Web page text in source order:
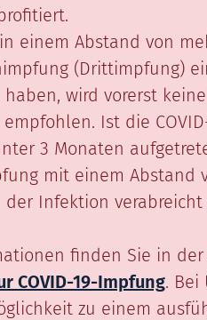
einem Abstand von
(Drittimpfung)
wird vorerst
Ist die
3 Monaten
mit einem Abstand
der Infektion verabreicht
finden Sie in
COVID-19-Impfung. Bei
zu einem